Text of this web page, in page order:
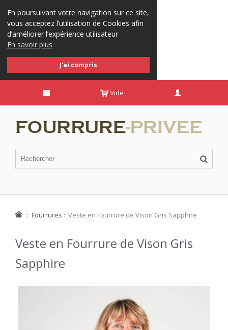
En poursuivant votre navigation sur ce site,
vous acceptez l’utilisation de Cookies afin
d’améliorer l’expérience utilisateur
En savoir plus
J'ai compris
Vide
:: Fourrures :: Veste en Fourrure de Vison Gris Sapphire
Veste en Fourrure de Vison Gris
Sapphire